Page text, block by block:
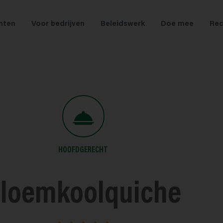
Voor bedrijven Beleidswerk Doe mee
HOOFDGERECHT